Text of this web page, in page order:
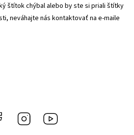
štítok chýbal alebo by ste si priali štítky
neváhajte nás kontaktovať na e-maile
Facebook Instagram